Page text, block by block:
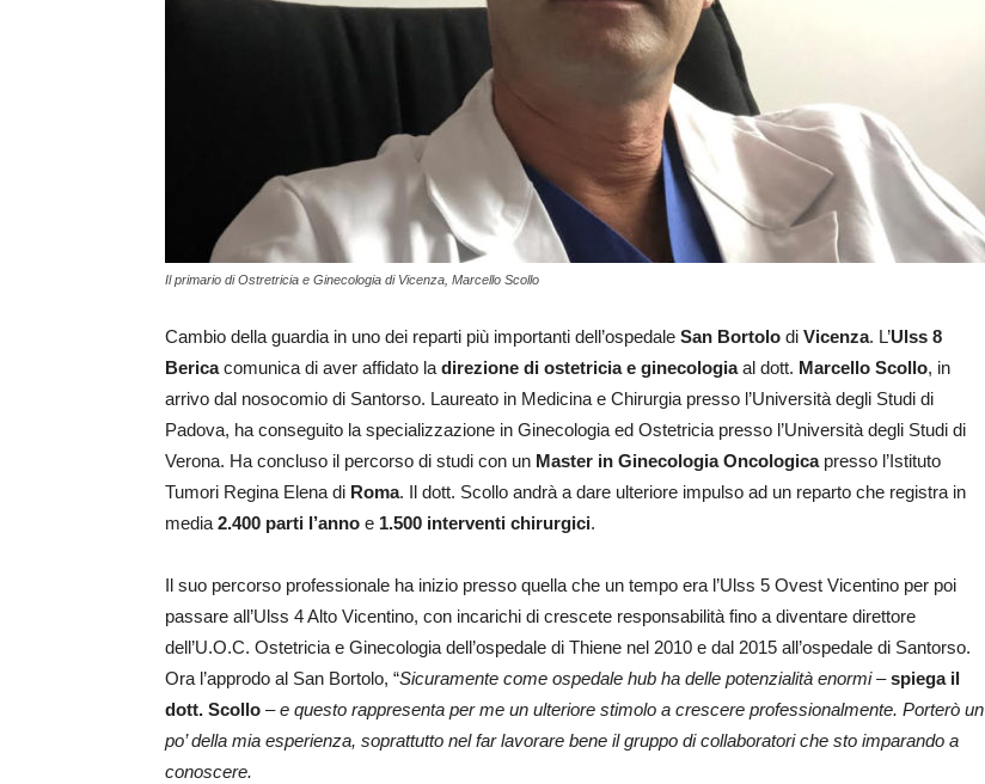
Il primario di Ostretricia e Ginecologia di Vicenza, Marcello Scollo
Cambio della guardia in uno dei reparti più importanti dell’ospedale San Bortolo di Vicenza. L’Ulss 8
Bericacomunica di aver affidato la direzione di ostetricia e ginecologiaal dott. Marcello Scollo, in
arrivo dal nosocomio di Santorso. Laureato in Medicina e Chirurgia presso l’Università degli Studi di
Padova, ha conseguito la specializzazione in Ginecologia ed Ostetricia presso l’Università degli Studi di
Verona. Ha concluso il percorso di studi con un Master in Ginecologia Oncologicapresso l’Istituto
Tumori Regina Elena di Roma. Il dott. Scollo andrà a dare ulteriore impulso ad un reparto che registra in
media 2.400 parti l’anno e 1.500 interventi chirurgici.
Il suo percorso professionale ha inizio presso quella che un tempo era l’Ulss 5 Ovest Vicentino per poi
passare all’Ulss 4 Alto Vicentino, con incarichi di crescete responsabilità fino a diventare direttore
dell’U.O.C. Ostetricia e Ginecologia dell’ospedale di Thiene nel 2010 e dal 2015 all’ospedale di Santorso.
Ora l’approdo al San Bortolo, “Sicuramente come ospedale hub ha delle potenzialità enormi –spiega il
dott. Scollo – e questo rappresenta per me un ulteriore stimolo a crescere professionalmente. Porterò un
po’ della mia esperienza, soprattutto nel far lavorare bene il gruppo di collaboratori che sto imparando a
conoscere.